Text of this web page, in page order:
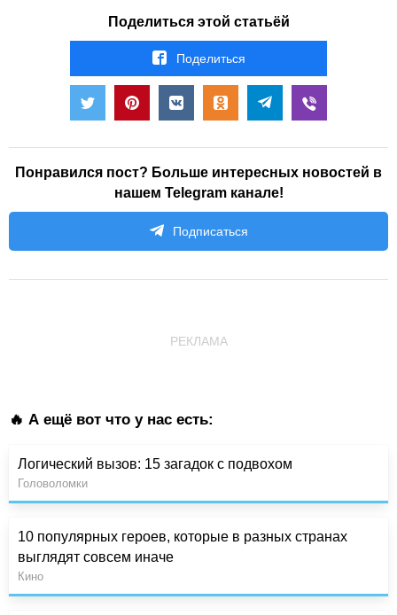
Поделиться этой статьёй
Поделиться
Понравился пост? Больше интересных новостей в
нашем Telegram канале!
Подписаться
РЕКЛАМА
🔥 А ещё вот что у нас есть:
Логический вызов: 15 загадок с подвохом
Головоломки
10 популярных героев, которые в разных странах
выглядят совсем иначе
Кино